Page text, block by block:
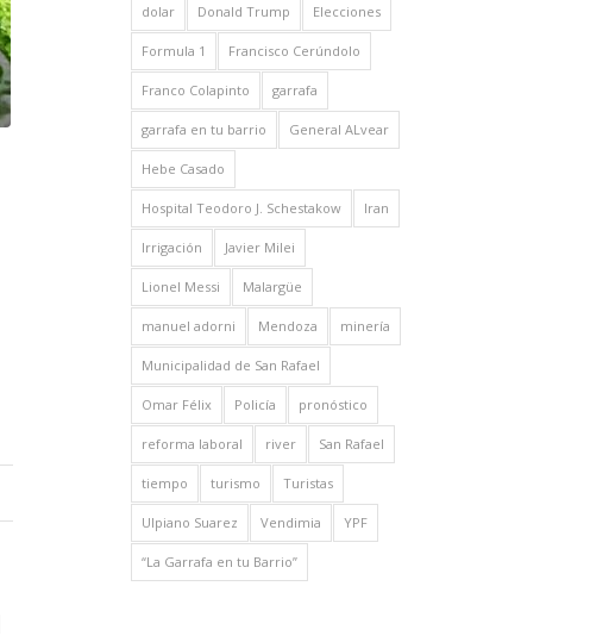
dolar Donald Trump Elecciones
Formula 1 Francisco Cerúndolo
Franco Colapinto garrafa
garrafa en tu barrio General ALvear
Hebe Casado
Hospital Teodoro J. Schestakow Iran
Irrigación Javier Milei
Lionel Messi Malargüe
manuel adorni Mendoza minería
Municipalidad de San Rafael
Omar Félix Policía pronóstico
reforma laboral river San Rafael
tiempo turismo Turistas
Ulpiano Suarez Vendimia YPF
“La Garrafa en tu Barrio”